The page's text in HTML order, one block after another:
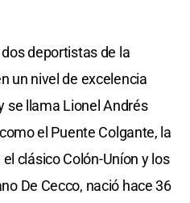
deportistas de la
un nivel de excelencia
se llama Lionel Andrés
el Puente Colgante, la
clásico Colón-Uníon y los
De Cecco, nació hace 36